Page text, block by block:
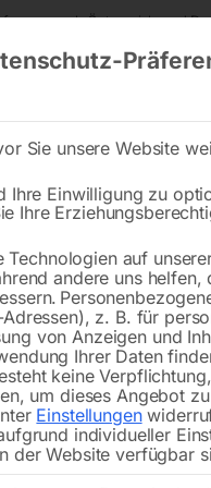
nach Österreich und
2G
Sie unsere Website
Ihre Einwilligung zu
Ihre
auf
andere uns helfen,
z. B. für
von Anzeigen und
Ihrer Daten
keine
um dieses Angebot
Einstellungen
individueller
der Website verfügbar